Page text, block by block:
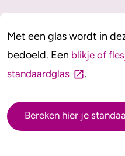
Gezondheid
Mentale gezondheid
Verslaving
Alcohol en
Standaardglazen en
Feiten en Fabels
Met een glas wordt in
bedoeld. Een blikje of
standaardglas
.
Bereken hier je